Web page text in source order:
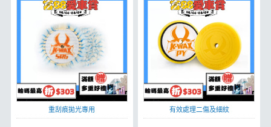
適用於RO、DA機
重刮痕拋光專用 有效處理二傷及細紋